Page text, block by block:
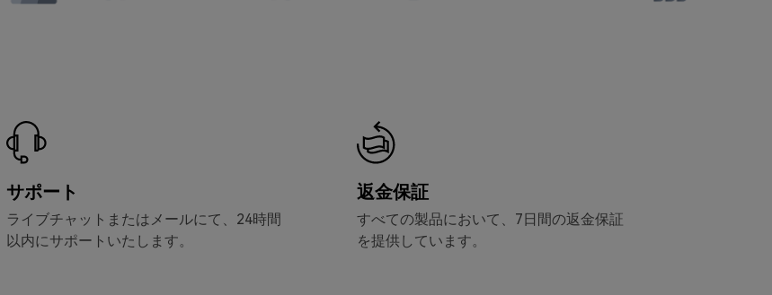
サポート
ライブチャットまたはメールにて、24時間
以内にサポートいたします。
返金保証
すべての製品において、7日間の返金保証
を提供しています。